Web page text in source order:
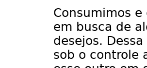
Consumimos
em busca de
desejos.
sob o controle